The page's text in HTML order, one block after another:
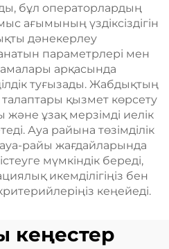
бұл операторлардың
ағымының үздіксіздігін
дәнекерлеу
параметрлері мен
арқасында
туғызады. Жабдықтың
қызмет көрсету
және ұзақ мерзімді иелік
Ауа райына төзімділік
райы жағдайларында
мүмкіндік береді,
икемділігіңіз бен
кеңейеді.
кеңестер